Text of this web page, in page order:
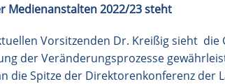
Medienanstalten 2022/23 steht
Vorsitzenden Dr. Kreißig sieht
der Veränderungsprozesse
die Spitze der Direktorenkonferenz